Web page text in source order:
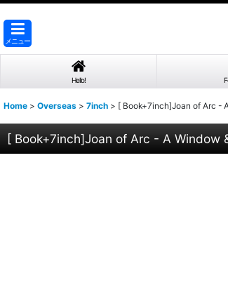
メニュー
Hello!
Home > Overseas > 7inch > [ Book+7inch]Joan of Arc -
[ Book+7inch]Joan of Arc - A Window